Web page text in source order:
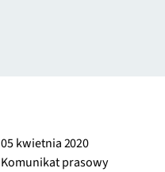
05 kwietnia 2020
Komunikat prasowy